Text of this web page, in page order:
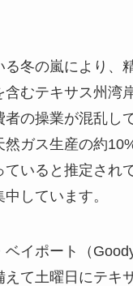
る冬の嵐により、
むテキサス州湾
の操業が混乱し
然ガス生産の約
ていると推定され
しています。
イポート（
えて土曜日にテキ